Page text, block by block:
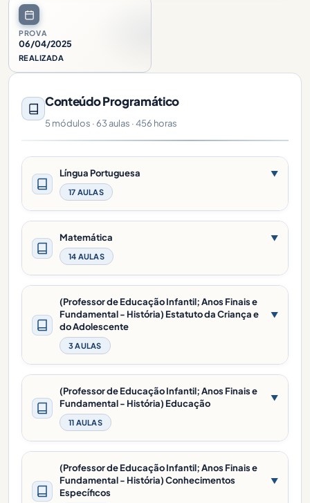
PROVA
06/04/2025
REALIZADA
Conteúdo Programático
5 módulos · 63 aulas · 456 horas
Língua Portuguesa
17 AULAS
▼
Matemática
14 AULAS
▼
(Professor de Educação Infantil; Anos Finais e
Fundamental - História) Estatuto da Criança e
do Adolescente
3 AULAS
▼
(Professor de Educação Infantil; Anos Finais e
Fundamental - História) Educação
11 AULAS
▼
(Professor de Educação Infantil; Anos Finais e
Fundamental - História) Conhecimentos
Específicos
▼